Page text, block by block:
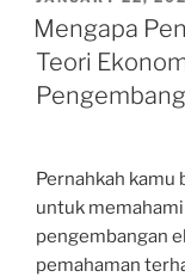
ON
Mengapa
Teori
Pernahkah
untuk
pengembangan
pemahaman